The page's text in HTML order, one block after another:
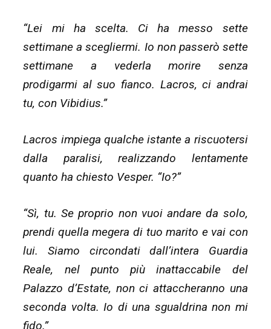
“Lei mi ha scelta. Ci ha messo sette
settimane a scegliermi. Io non passerò sette
settimane a vederla morire senza
prodigarmi al suo fianco. Lacros, ci andrai
tu, con Vibidius.”
Lacros impiega qualche istante a riscuotersi
dalla paralisi, realizzando lentamente
quanto ha chiesto Vesper. “Io?”
“Sì, tu. Se proprio non vuoi andare da solo,
prendi quella megera di tuo marito e vai con
lui. Siamo circondati dall’intera Guardia
Reale, nel punto più inattaccabile del
Palazzo d’Estate, non ci attaccheranno una
seconda volta. Io di una sgualdrina non mi
fido.”